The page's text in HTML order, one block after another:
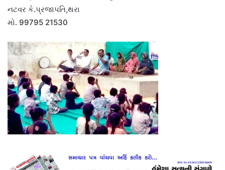
નટવર કે.પ્રજાપતિ,થરા
મો. 99795 21530